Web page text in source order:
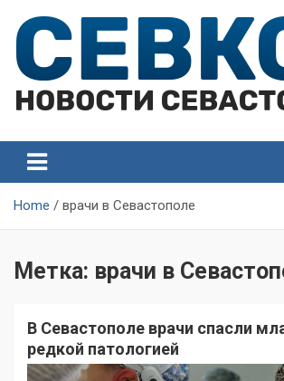
content
Севастополя
Севастополя
Home врачи в Севастополе
Метка: врачи в
В Севастополе врачи спасли
редкой патологией